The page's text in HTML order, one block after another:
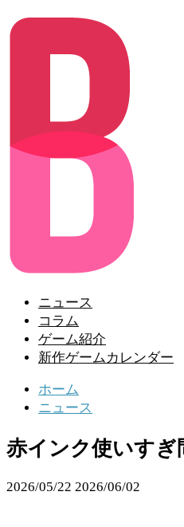
ニュース
コラム
ゲーム紹介
新作ゲームカレンダー
ホーム
ニュース
赤インク使いすぎ
2026/05/22 2026/06/02